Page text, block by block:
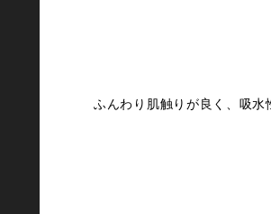
ふんわり肌触りが良く、吸水